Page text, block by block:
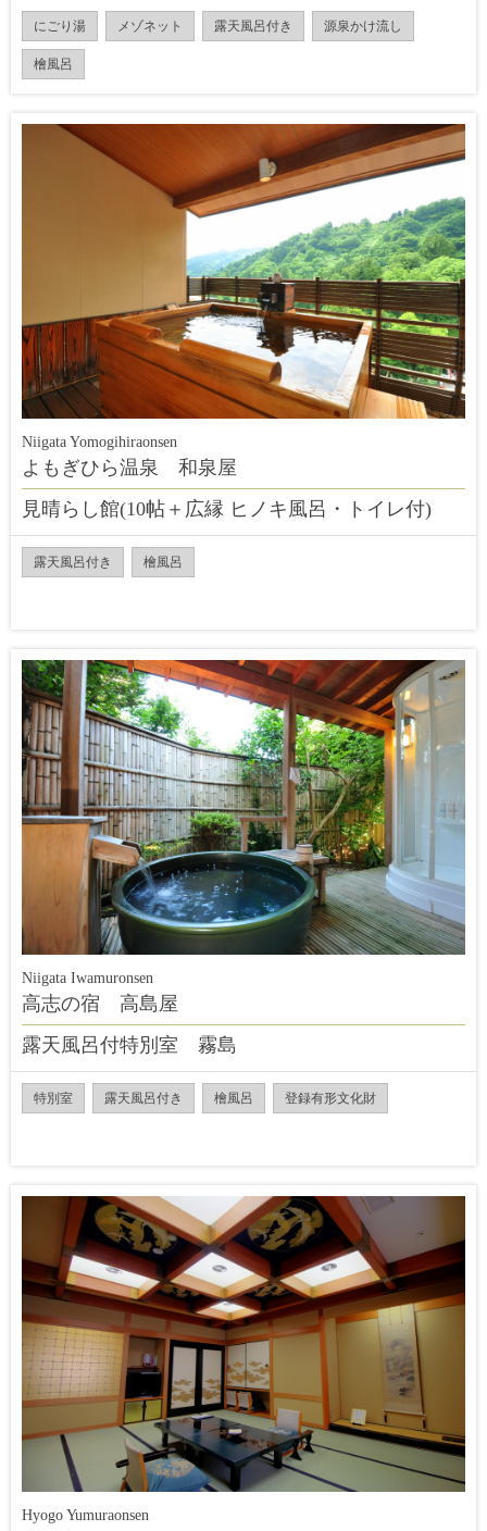
にごり湯 メゾネット 露天風呂付き 源泉かけ流し
檜風呂
Niigata Yomogihiraonsen
よもぎひら温泉 和泉屋
見晴らし館(10帖＋広縁 ヒノキ風呂・トイレ付)
露天風呂付き 檜風呂
Niigata Iwamuronsen
高志の宿 高島屋
露天風呂付特別室 霧島
特別室 露天風呂付き 檜風呂 登録有形文化財
Hyogo Yumuraonsen